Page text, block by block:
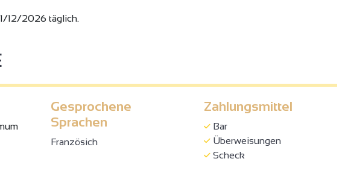
12/2026 täglich.
Gesprochene
Sprachen
Französich
Zahlungsmittel
Bar
Überweisungen
Scheck